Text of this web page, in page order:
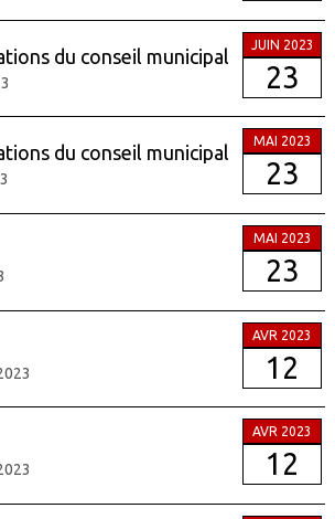
du conseil municipal
JUIN 2023
23
du conseil municipal
MAI 2023
23
MAI 2023
23
AVR 2023
12
AVR 2023
12